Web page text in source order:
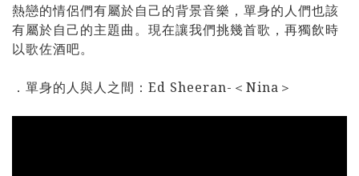
熱戀的情侶們有屬於自己的背景音樂，單身的人們也該
有屬於自己的主題曲。現在讓我們挑幾首歌，再獨飲時
以歌佐酒吧。
．單身的人與人之間：Ed Sheeran-＜Nina＞